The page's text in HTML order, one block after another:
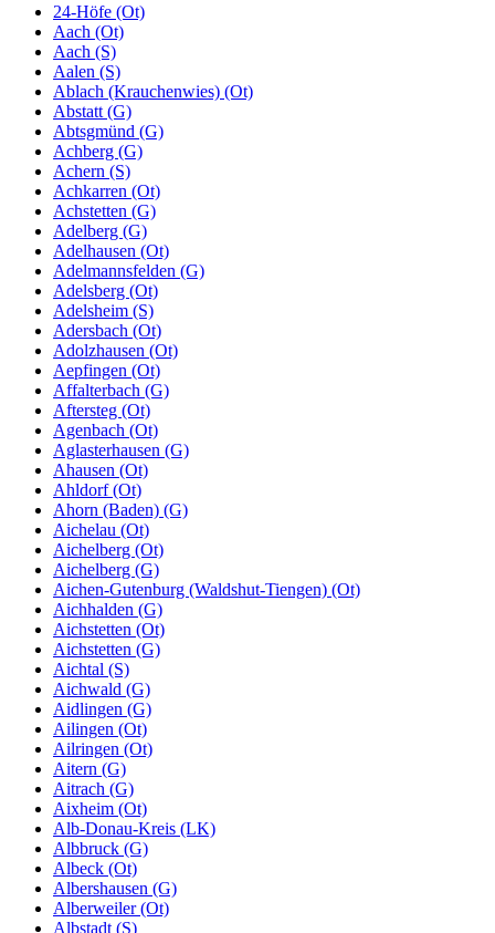
24-Höfe (Ot)
Aach (Ot)
Aach (S)
Aalen (S)
Ablach (Krauchenwies) (Ot)
Abstatt (G)
Abtsgmünd (G)
Achberg (G)
Achern (S)
Achkarren (Ot)
Achstetten (G)
Adelberg (G)
Adelhausen (Ot)
Adelmannsfelden (G)
Adelsberg (Ot)
Adelsheim (S)
Adersbach (Ot)
Adolzhausen (Ot)
Aepfingen (Ot)
Affalterbach (G)
Aftersteg (Ot)
Agenbach (Ot)
Aglasterhausen (G)
Ahausen (Ot)
Ahldorf (Ot)
Ahorn (Baden) (G)
Aichelau (Ot)
Aichelberg (Ot)
Aichelberg (G)
Aichen-Gutenburg (Waldshut-Tiengen) (Ot)
Aichhalden (G)
Aichstetten (Ot)
Aichstetten (G)
Aichtal (S)
Aichwald (G)
Aidlingen (G)
Ailingen (Ot)
Ailringen (Ot)
Aitern (G)
Aitrach (G)
Aixheim (Ot)
Alb-Donau-Kreis (LK)
Albbruck (G)
Albeck (Ot)
Albershausen (G)
Alberweiler (Ot)
Albstadt (S)